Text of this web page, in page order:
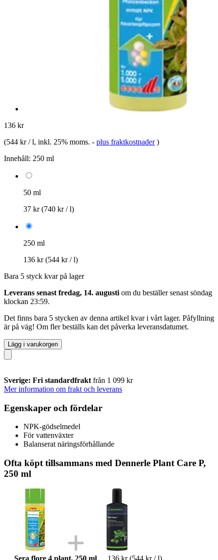
136 kr
(544 kr / l, inkl. 25% moms. - plus fraktkostnader )
Innehåll: 250 ml
50 ml
37 kr(740 kr / l)
250 ml
136 kr(544 kr / l)
Bara 5 styck kvar på lager
Leverans senast fredag, 14. augusti om du beställer senast söndag
klockan 23:59.
Det finns bara 5 stycken av denna artikel kvar i vårt lager. Påfyllning
är på väg! Om fler beställs kan det påverka leveransdatumet.
Lägg i varukorgen
Sverige: Fri standardfrakt från 1 099 kr
Mer information om frakt och leverans
Egenskaper och fördelar
NPK-gödselmedel
För vattenväxter
Balanserat näringsförhållande
Ofta köpt tillsammans med Dennerle Plant Care P,
250 ml
Sera flore 4 plant, 250 ml 136 kr (544 kr / l)